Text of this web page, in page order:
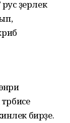
әҙерлек
бирҙе.